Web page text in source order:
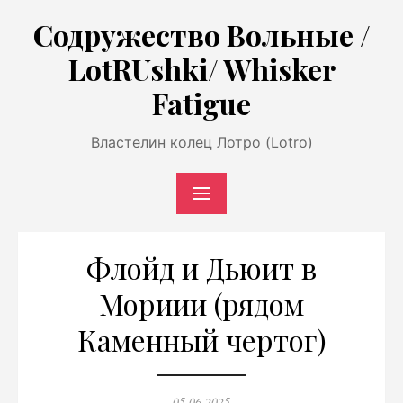
содержимому
Содружество Вольные /
LotRUshki/ Whisker
Fatigue
Властелин колец Лотро (Lotro)
Флойд и Дьюит в
Мориии (рядом
Каменный чертог)